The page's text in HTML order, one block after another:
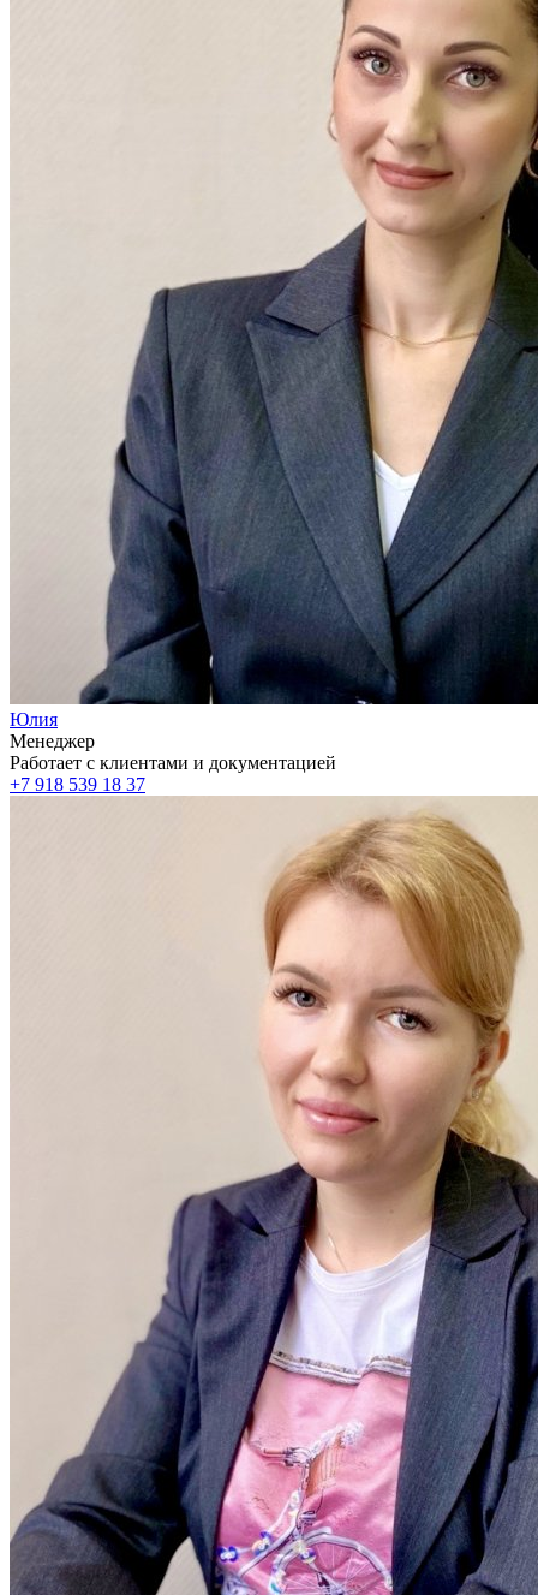
Юлия
Менеджер
Работает с клиентами и документацией
+7 918 539 18 37